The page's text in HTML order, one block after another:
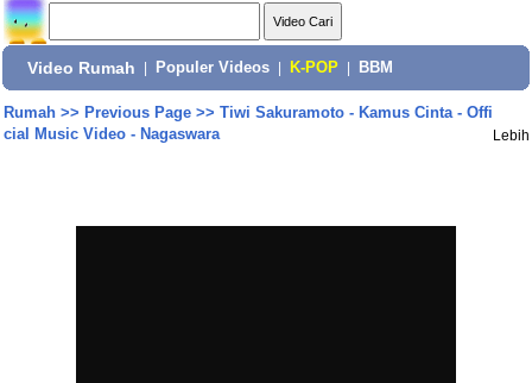
Video Rumah Populer Videos K-POP BBM
Rumah>> Previous Page>> Tiwi Sakuramoto - Kamus Cinta - Offi
cial Music Video - Nagaswara
Lebih